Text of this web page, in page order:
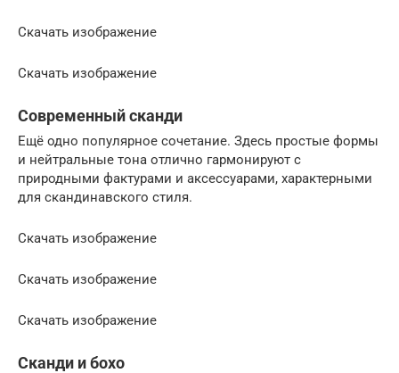
Скачать изображение
Скачать изображение
Современный сканди
Ещё одно популярное сочетание. Здесь простые формы
и нейтральные тона отлично гармонируют с
природными фактурами и аксессуарами, характерными
для скандинавского стиля.
Скачать изображение
Скачать изображение
Скачать изображение
Сканди и бохо